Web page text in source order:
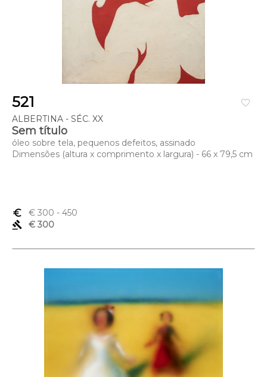
favorite_border
521
ALBERTINA - SÉC. XX
Sem título
óleo sobre tela, pequenos defeitos, assinado
Dimensões (altura x comprimento x largura) - 66 x 79,5 cm
euro_symbol € 300 - 450
gavel
€ 300